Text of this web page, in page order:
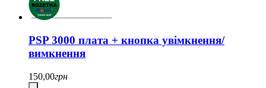
PSP 3000 плата + кнопка увімкнення/
вимкнення
150,00грн